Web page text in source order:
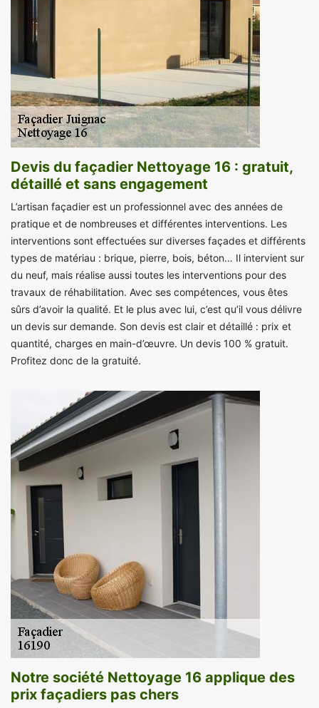
Devis du façadier Nettoyage 16 : gratuit,
détaillé et sans engagement
L’artisan façadier est un professionnel avec des années de
pratique et de nombreuses et différentes interventions. Les
interventions sont effectuées sur diverses façades et différents
types de matériau : brique, pierre, bois, béton… Il intervient sur
du neuf, mais réalise aussi toutes les interventions pour des
travaux de réhabilitation. Avec ses compétences, vous êtes
sûrs d’avoir la qualité. Et le plus avec lui, c’est qu’il vous délivre
un devis sur demande. Son devis est clair et détaillé : prix et
quantité, charges en main-d’œuvre. Un devis 100 % gratuit.
Profitez donc de la gratuité.
Notre société Nettoyage 16 applique des
prix façadiers pas chers